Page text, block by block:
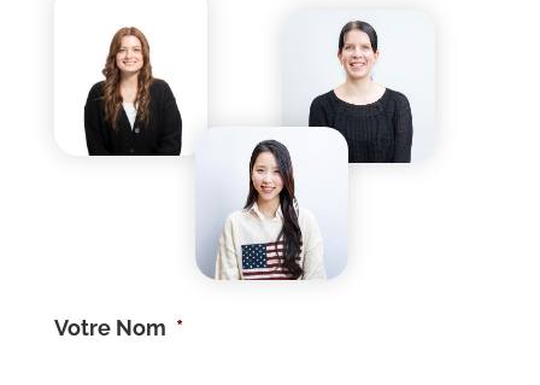
Votre Nom *